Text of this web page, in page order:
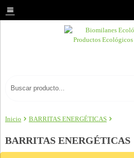
Inicio BARRITAS ENERGÉTICAS
BARRITAS ENERGÉTICAS